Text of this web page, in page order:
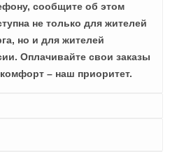
сообщите об этом
не только для жителей
но и для жителей
Оплачивайте свои заказы
– наш приоритет.